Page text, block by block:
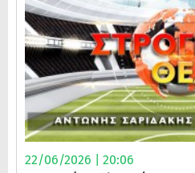
22/06/2026 | 20:06